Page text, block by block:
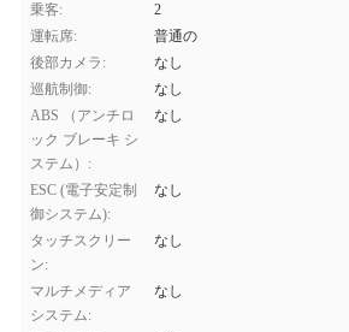
乗客:
2
運転席:
普通の
後部カメラ:
なし
巡航制御:
なし
ABS （アンチロ
ック ブレーキ シ
ステム）:
なし
ESC (電子安定制
御システム):
なし
タッチスクリー
ン:
なし
マルチメディア
システム:
なし